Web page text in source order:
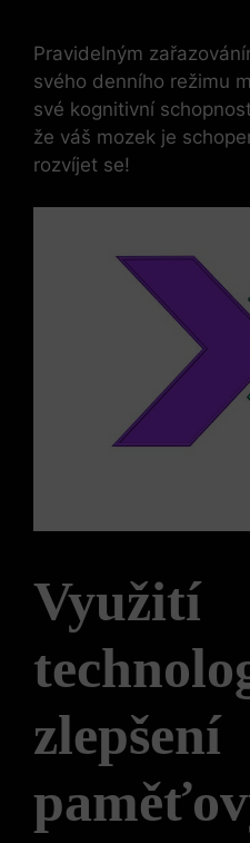
Pravidelným
svého denního režimu
své kognitivní
že váš mozek je
rozvíjet se!
Využití
zlepšení